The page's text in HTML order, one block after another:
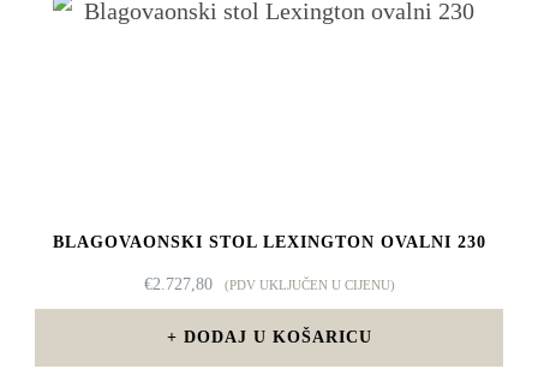
BLAGOVAONSKI STOL LEXINGTON OVALNI 230
€2.727,80 (PDV UKLJUČEN U CIJENU)
DODAJ U KOŠARICU